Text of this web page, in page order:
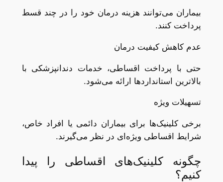
بیماران می‌توانند هزینه درمان خود را در چند قسط
پرداخت کنند.
عدم کاهش کیفیت درمان
حتی با پرداخت اقساطی، خدمات دندانپزشکی با
بالاترین استانداردها ارائه می‌شود.
تسهیلات ویژه
برخی کلینیک‌ها برای بیماران دائمی یا افراد خاص،
شرایط اقساطی ویژه‌ای در نظر می‌گیرند.
چگونه کلینیک‌های اقساطی را پیدا
کنیم؟